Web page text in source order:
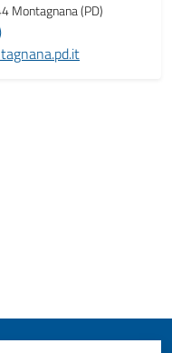
Montagnana (PD)